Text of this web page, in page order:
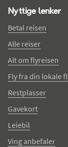
Nyttige lenker
Betal reisen
Alle reiser
Alt om flyreisen
Fly fra din lokale
Restplasser
Gavekort
Leiebil
Ving anbefaler